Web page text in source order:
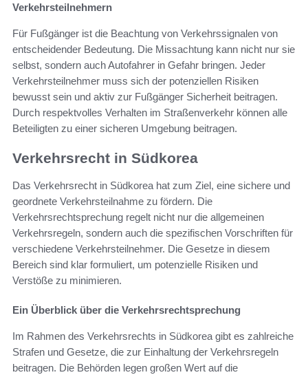
Verkehrsteilnehmern
Für Fußgänger ist die Beachtung von Verkehrssignalen von
entscheidender Bedeutung. Die Missachtung kann nicht nur sie
selbst, sondern auch Autofahrer in Gefahr bringen. Jeder
Verkehrsteilnehmer muss sich der potenziellen Risiken
bewusst sein und aktiv zur Fußgänger Sicherheit beitragen.
Durch respektvolles Verhalten im Straßenverkehr können alle
Beteiligten zu einer sicheren Umgebung beitragen.
Verkehrsrecht in Südkorea
Das Verkehrsrecht in Südkorea hat zum Ziel, eine sichere und
geordnete Verkehrsteilnahme zu fördern. Die
Verkehrsrechtsprechung regelt nicht nur die allgemeinen
Verkehrsregeln, sondern auch die spezifischen Vorschriften für
verschiedene Verkehrsteilnehmer. Die Gesetze in diesem
Bereich sind klar formuliert, um potenzielle Risiken und
Verstöße zu minimieren.
Ein Überblick über die Verkehrsrechtsprechung
Im Rahmen des Verkehrsrechts in Südkorea gibt es zahlreiche
Strafen und Gesetze, die zur Einhaltung der Verkehrsregeln
beitragen. Die Behörden legen großen Wert auf die